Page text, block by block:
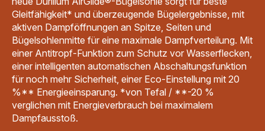
Gleitfähigkeit* und überzeugende Bügelergebnisse, mit
aktiven Dampföffnungen an Spitze, Seiten und
Bügelsohlenmitte für eine maximale Dampfverteilung. Mit
einer Antitropf-Funktion zum Schutz vor Wasserflecken,
einer intelligenten automatischen Abschaltungsfunktion
für noch mehr Sicherheit, einer Eco-Einstellung mit 20
%** Energieeinsparung. *von Tefal / **-20 %
verglichen mit Energieverbrauch bei maximalem
Dampfausstoß.